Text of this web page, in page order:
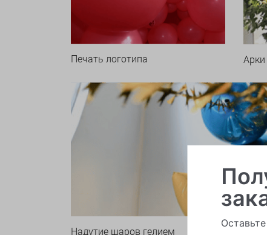
Печать логотипа
Надутие шаров гелием